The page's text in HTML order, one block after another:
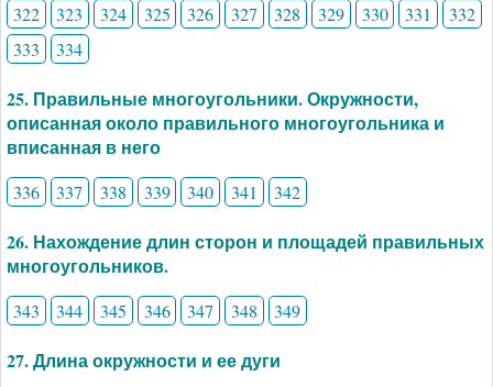
322 323 324 325 326 327 328 329 330 331
332
333
334
25. Правильные многоугольники. Окружности,
описанная около правильного многоугольника и
вписанная в него
336 337 338 339 340 341 342
26. Нахождение длин сторон и площадей правильных
многоугольников.
343 344 345 346 347 348 349
27. Длина окружности и ее дуги